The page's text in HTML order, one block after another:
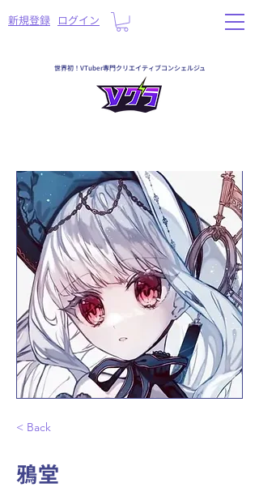
​新規登録 ログイン
世界初！VTuber専門クリエイティブコンシェルジュ
< Back
鴉堂